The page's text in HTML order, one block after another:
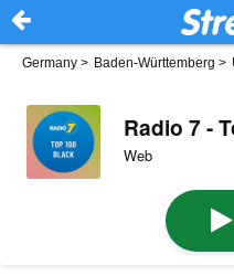
Germany > Baden-Württemberg >
Radio 7 -
Web